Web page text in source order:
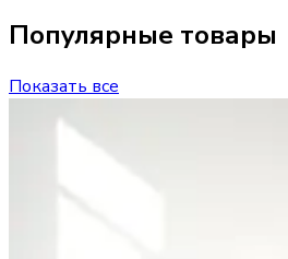
Популярные товары
Показать все